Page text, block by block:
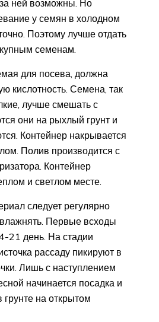
ней возможны. Но
у семян в холодном
Поэтому лучше отдать
семенам.
для посева, должна
кислотность. Семена, так
лучше смешать с
они на рыхлый грунт и
Контейнер накрывается
Полив производится с
Контейнер
и светлом месте.
следует регулярно
Первые всходы
21 день. На стадии
рассаду пикируют в
Лишь с наступлением
начинается посадка и
грунте на открытом